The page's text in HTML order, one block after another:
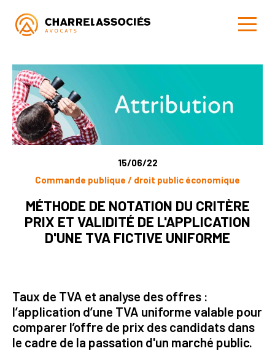
15/06/22
Commande publique / droit public économique
MÉTHODE DE NOTATION DU CRITÈRE
PRIX ET VALIDITÉ DE L'APPLICATION
D'UNE TVA FICTIVE UNIFORME
Taux de TVA et analyse des offres :
l’application d’une TVA uniforme valable pour
comparer l’offre de prix des candidats dans
le cadre de la passation d'un marché public.